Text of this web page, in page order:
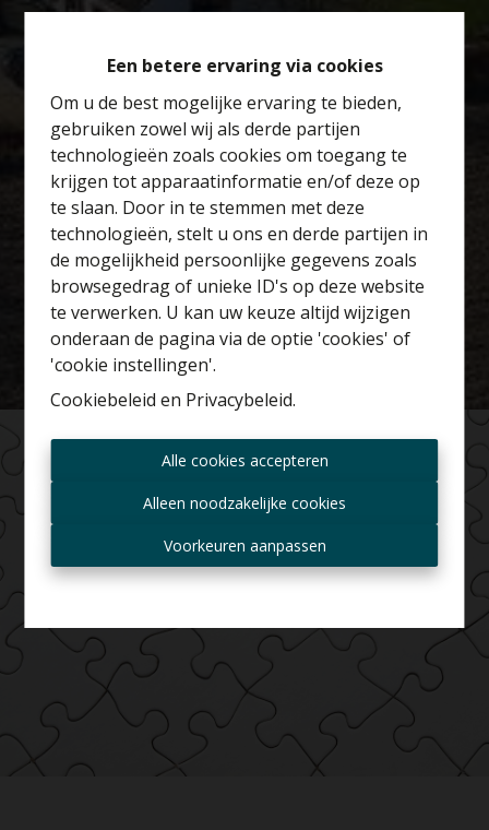
Een betere ervaring via cookies
Om u de best mogelijke ervaring te bieden,
gebruiken zowel wij als derde partijen
technologieën zoals cookies om toegang te
krijgen tot apparaatinformatie en/of deze op
te slaan. Door in te stemmen met deze
technologieën, stelt u ons en derde partijen in
de mogelijkheid persoonlijke gegevens zoals
browsegedrag of unieke ID's op deze website
te verwerken. U kan uw keuze altijd wijzigen
onderaan de pagina via de optie 'cookies' of
'cookie instellingen'.
Cookiebeleid en Privacybeleid.
Alle cookies accepteren
Alleen noodzakelijke cookies
Voorkeuren aanpassen
Benieuwd naar de
waarde van je huis?
Gratis schatting
Altijd als eerste op de
hoogte zijn van nieuwe
aanbiedingen?
Ontvang aanbod per mail